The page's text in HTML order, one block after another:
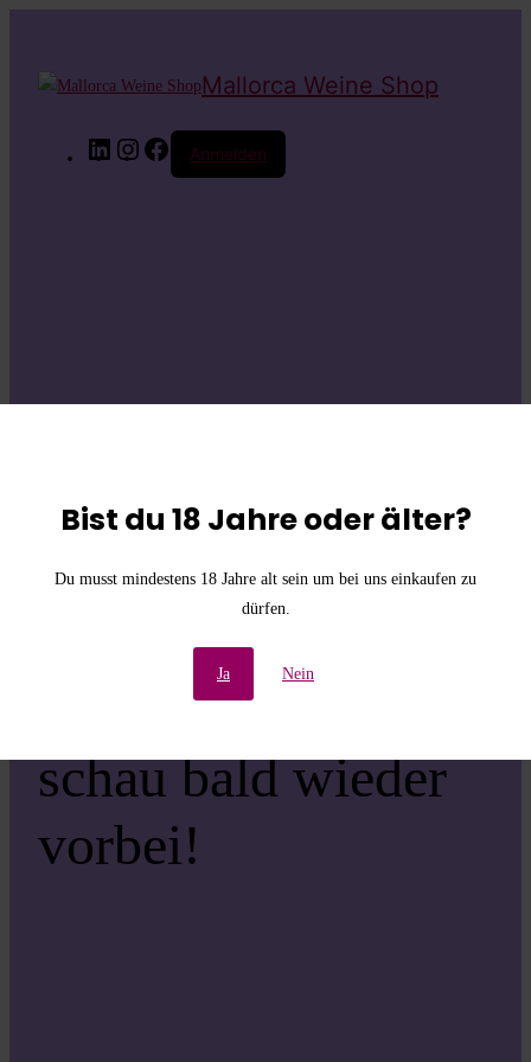
Bist du 18 Jahre oder älter?
Du musst mindestens 18 Jahre alt sein um bei uns einkaufen zu
dürfen.
Ja Nein
Mallorca Weine Shop
LinkedInInstagramFacebook
Anmelden
die
Unannehmlichkeiten!
Wir arbeiten an einer
großartigen Sache –
schau bald wieder
vorbei!